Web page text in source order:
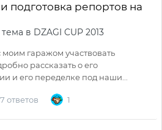
подготовка репортов на
тема в DZAGI CUP 2013
гаражом участвовать
рассказать о его
и его переделке под наши...
ответов 1